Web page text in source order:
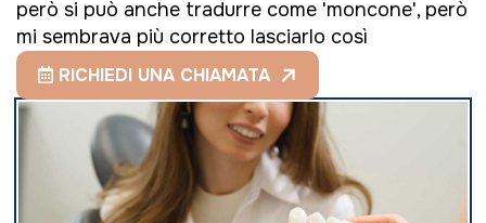
però si può anche tradurre come 'moncone', però
mi sembrava più corretto lasciarlo così
RICHIEDI UNA CHIAMATA